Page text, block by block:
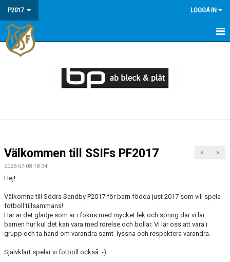
P2017 LOGGA IN
HEM
BILDGALLERI
KONTAKT
>
<
Välkommen till SSIFs PF2017
2023-07-08 18:34
Hej!
Välkomna till Södra Sandby P2017 för barn födda just 2017 som vill spela
fotboll tillsammans!
Här är det glädje som är i fokus med mycket lek och spring där vi lär
barnen hur kul det kan vara med rörelse och bollar. Vi lär oss att vara i
grupp och ta hand om varandra samt lyssna och respektera varandra.
Självklart spelar vi fotboll också :-)